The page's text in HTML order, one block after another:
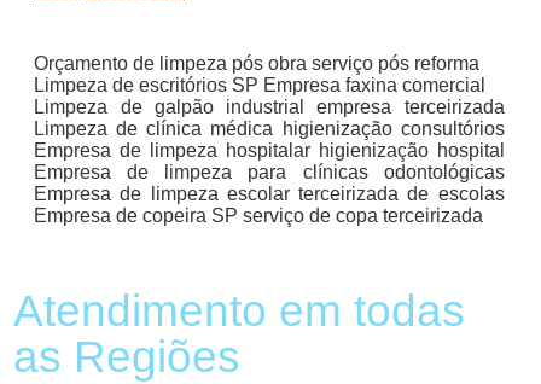
Orçamento de limpeza pós obra serviço pós reforma
Limpeza de escritórios SP Empresa faxina comercial
Limpeza de galpão industrial empresa terceirizada
Limpeza de clínica médica higienização consultórios
Empresa de limpeza hospitalar higienização hospital
Empresa de limpeza para clínicas odontológicas
Empresa de limpeza escolar terceirizada de escolas
Empresa de copeira SP serviço de copa terceirizada
Atendimento em todas
as Regiões